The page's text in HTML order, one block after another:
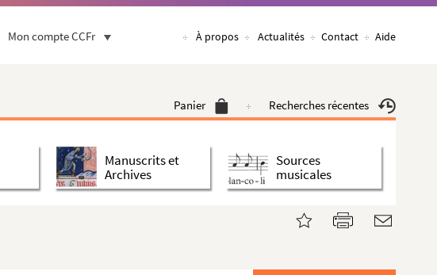
Mon compte CCFr À propos Actualités Contact Aide
Panier Recherches récentes
Manuscrits et
Archives
Sources
musicales